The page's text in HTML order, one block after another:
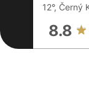
12°, Černý
8.8